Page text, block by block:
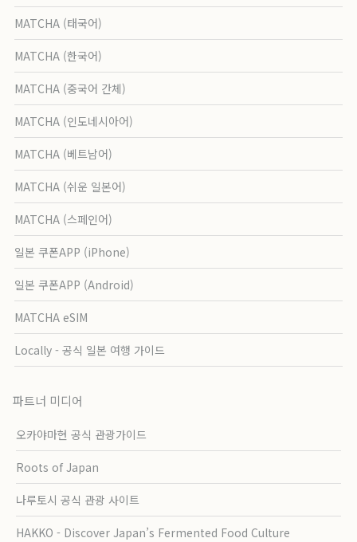
MATCHA (태국어)
MATCHA (한국어)
MATCHA (중국어 간체)
MATCHA (인도네시아어)
MATCHA (베트남어)
MATCHA (쉬운 일본어)
MATCHA (스페인어)
일본 쿠폰APP (iPhone)
일본 쿠폰APP (Android)
MATCHA eSIM
Locally - 공식 일본 여행 가이드
파트너 미디어
오카야마현 공식 관광가이드
Roots of Japan
나루토시 공식 관광 사이트
HAKKO - Discover Japan’s Fermented Food Culture